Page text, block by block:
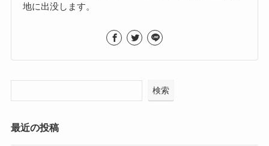
地に出没します。
検索
最近の投稿